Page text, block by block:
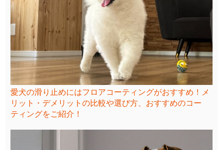
愛犬の滑り止めにはフロアコーティングがおすすめ！メ
リット・デメリットの比較や選び方、おすすめのコー
ティングをご紹介！